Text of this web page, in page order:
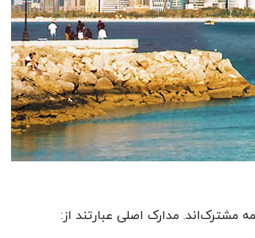
مشترک‌اند. مدارک اصلی عبارتند از: